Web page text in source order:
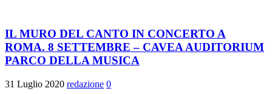
IL MURO DEL CANTO IN CONCERTO A
ROMA. 8 SETTEMBRE – CAVEA AUDITORIUM
PARCO DELLA MUSICA
31 Luglio 2020 redazione 0